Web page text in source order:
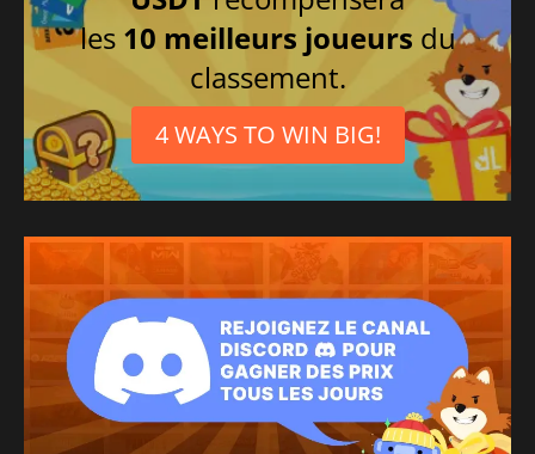
Russe
Polonais
les 10 meilleurs joueurs du
classement.
4 WAYS TO WIN BIG!